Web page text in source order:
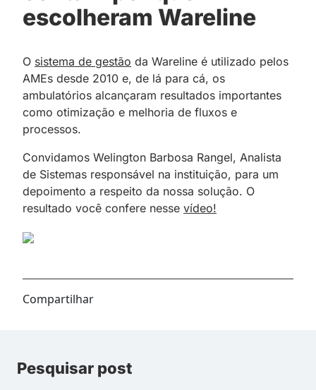
escolheram Wareline
O sistema de gestão da Wareline é utilizado pelos
AMEs desde 2010 e, de lá para cá, os
ambulatórios alcançaram resultados importantes
como otimização e melhoria de fluxos e
processos.
Convidamos Welington Barbosa Rangel, Analista
de Sistemas responsável na instituição, para um
depoimento a respeito da nossa solução. O
resultado você confere nesse vídeo!
Compartilhar
Pesquisar post